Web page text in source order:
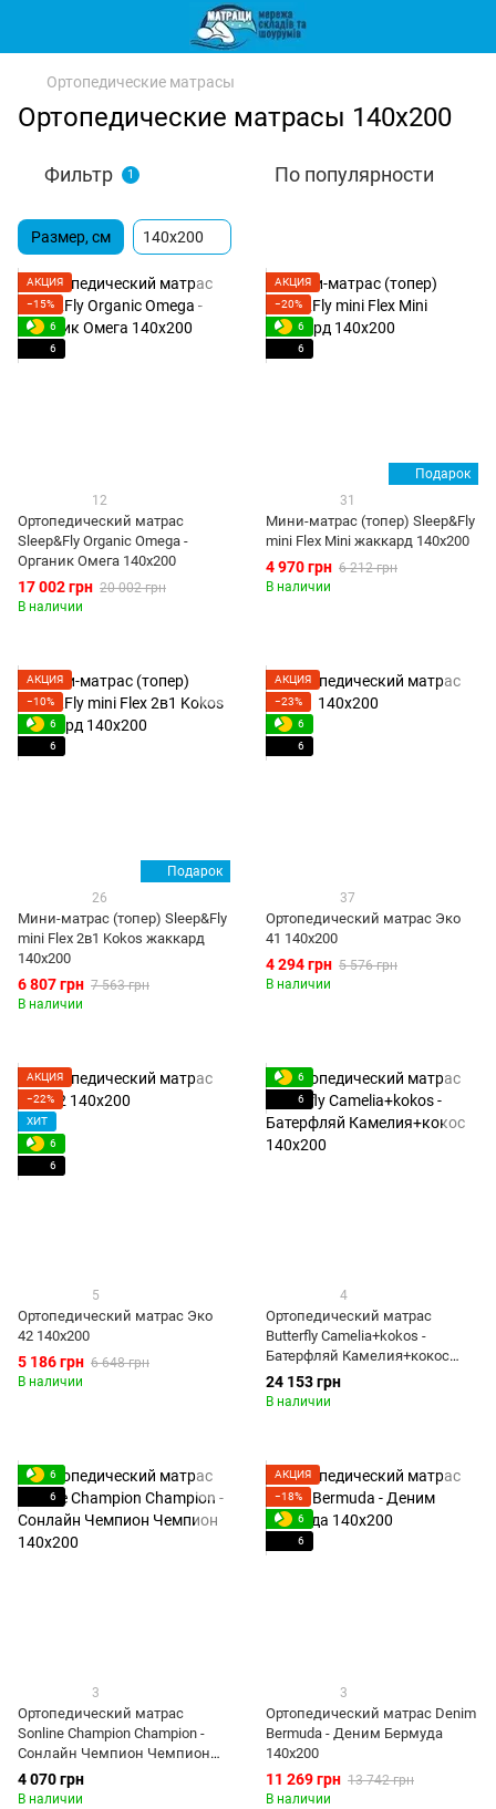
Ортопедические матрасы
Ортопедические матрасы 140х200
Фильтр 1 По популярности
Размер, см 140x200
АКЦИЯ
−15%
6
6
12
Ортопедический матрас
Sleep&Fly Organic Omega -
Органик Омега 140x200
17 002 грн 20 002 грн
В наличии
Подарок
АКЦИЯ
−20%
6
6
31
Мини-матрас (топер) Sleep&Fly
mini Flex Mini жаккард 140x200
4 970 грн 6 212 грн
В наличии
Подарок
АКЦИЯ
−10%
6
6
26
Мини-матрас (топер) Sleep&Fly
mini Flex 2в1 Kokos жаккард
140x200
6 807 грн 7 563 грн
В наличии
АКЦИЯ
−23%
6
6
37
Ортопедический матрас Эко
41 140x200
4 294 грн 5 576 грн
В наличии
АКЦИЯ
−22%
ХИТ
6
6
5
Ортопедический матрас Эко
42 140x200
5 186 грн 6 648 грн
В наличии
6
6
4
Ортопедический матрас
Butterfly Camelia+kokos -
Батерфляй Камелия+кокос
140x200
24 153 грн
В наличии
6
6
3
Ортопедический матрас
Sonline Champion Champion -
Сонлайн Чемпион Чемпион
140x200
4 070 грн
В наличии
АКЦИЯ
−18%
6
6
3
Ортопедический матрас Denim
Bermuda - Деним Бермуда
140x200
11 269 грн 13 742 грн
В наличии